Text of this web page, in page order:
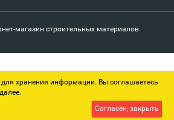
магазин строительных материалов
хранения информации. Вы соглашаетесь
Согласен, закрыть